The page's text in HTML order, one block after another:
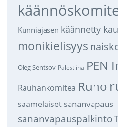
Kunniajäsen käännetty
monikielisyys
Oleg Sentsov Palestiina PEN
Rauhankomitea Runo
saamelaiset sananvapaus
sananvapauspalkinto